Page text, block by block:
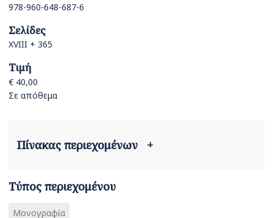
978-960-648-687-6
Σελίδες
XVIII + 365
Τιμή
€ 40,00
Σε απόθεμα
Πίνακας περιεχομένων +
Τύπος περιεχομένου
Μονογραφία